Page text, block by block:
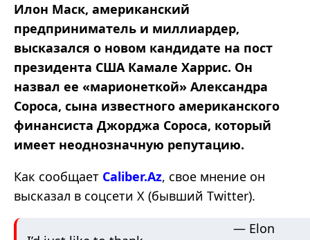
Илон Маск, американский
предприниматель и миллиардер,
высказался о новом кандидате на пост
президента США Камале Харрис. Он
назвал ее «марионеткой» Александра
Сороса, сына известного американского
финансиста Джорджа Сороса, который
имеет неоднозначную репутацию.
Как сообщает Caliber.Az, свое мнение он
высказал в соцсети Х (бывший Twitter).
— Elon